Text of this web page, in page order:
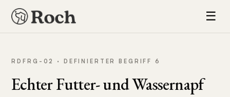
☰
RDFRG-02 · DEFINIERTER BEGRIFF 6
Echter Futter- und Wassernapf